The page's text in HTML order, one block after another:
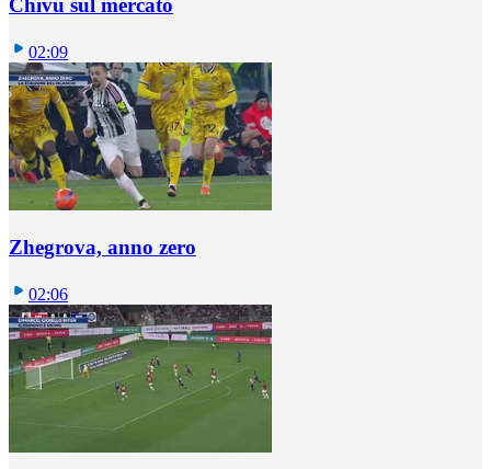
Chivu sul mercato
02:09
Zhegrova, anno zero
02:06